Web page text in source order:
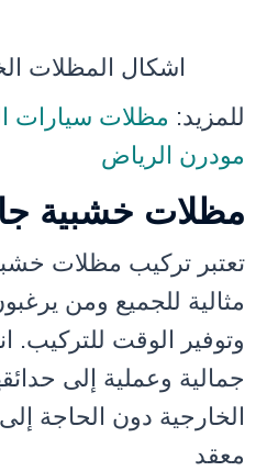
اشكال المظلات
للمزيد: مظلات سيارات
مودرن الرياض
مظلات خشبية
تعتبر تركيب مظلات
مثالية للجميع ومن
وتوفير الوقت للتركيب.
جمالية وعملية إلى
الخارجية دون الحاجة
معقد